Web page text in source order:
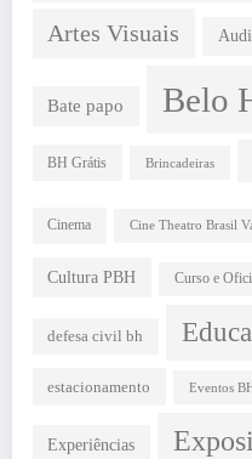
Artes Visuais
Bate papo Belo
BH Grátis Brincadeiras
Cinema Cine Theatro Brasil
Cultura PBH Curso e
defesa civil bh
estacionamento Eventos
Experiências